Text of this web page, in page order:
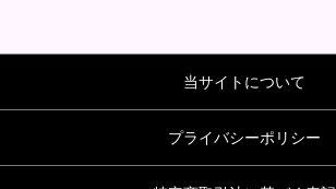
当サイトについて
プライバシーポリシー